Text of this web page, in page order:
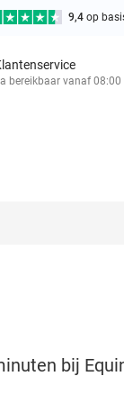
9,4 op
bereikbaar vanaf 08:00
bij